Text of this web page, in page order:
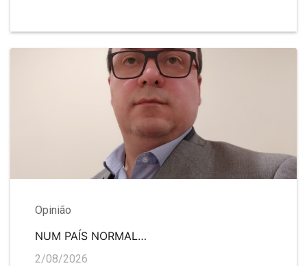
Opinião
NUM PAÍS NORMAL…
2/08/2026